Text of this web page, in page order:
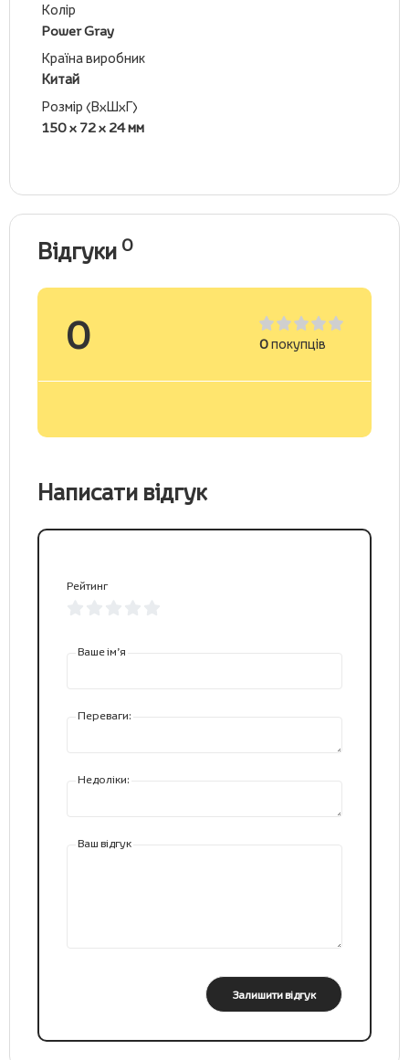
Колір
Power Gray
Країна виробник
Китай
Розмір (ВхШхГ)
150 x 72 x 24 мм
Відгуки 0
0 0покупців
Написати відгук
Рейтинг
Ваше ім’я
Переваги:
Недоліки:
Ваш відгук
Залишити відгук